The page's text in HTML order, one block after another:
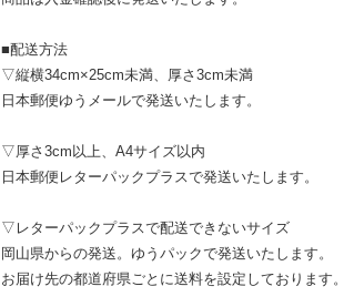
■配送方法
▽縦横34cm×25cm未満、厚さ3cm未満
日本郵便ゆうメールで発送いたします。
▽厚さ3cm以上、A4サイズ以内
日本郵便レターパックプラスで発送いたします。
▽レターパックプラスで配送できないサイズ
岡山県からの発送。ゆうパックで発送いたします。
お届け先の都道府県ごとに送料を設定しております。